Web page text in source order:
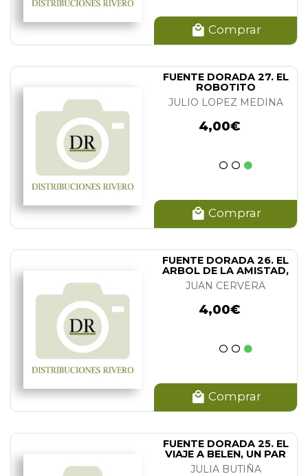
Comprar
FUENTE DORADA 27. EL
ROBOTITO
JULIO LOPEZ MEDINA
4,00€
Comprar
FUENTE DORADA 26. EL
ARBOL DE LA AMISTAD,
LA ESTRELLA
JUAN CERVERA
4,00€
Comprar
FUENTE DORADA 25. EL
VIAJE A BELEN, UN PAR
DE PASTORCILLOS
JULIA BUTIÑA